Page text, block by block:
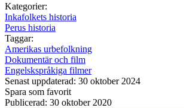
Kategorier:
Inkafolkets historia
Perus historia
Taggar:
Amerikas urbefolkning
Dokumentär och film
Engelskspråkiga filmer
Senast uppdaterad: 30 oktober 2024
Spara som favorit
Publicerad: 30 oktober 2020